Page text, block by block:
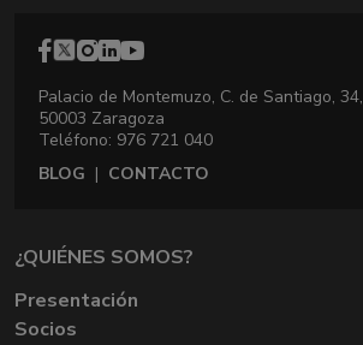
Palacio de Montemuzo, C. de Santiago, 34,
50003 Zaragoza
Teléfono: 976 721 040
BLOG | CONTACTO
¿QUIÉNES SOMOS?
Presentación
Socios